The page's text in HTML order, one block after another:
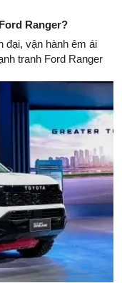
Ranger?
đại, vận hành êm ái
tranh Ford Ranger